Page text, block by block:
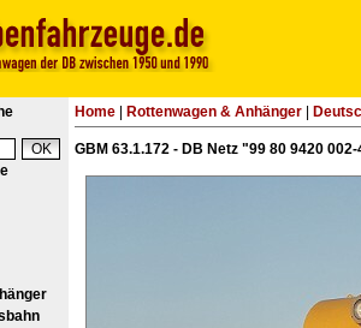
Home Rottenwagen & Anhänger
GBM 63.1.172 - DB Netz "99 80 9420